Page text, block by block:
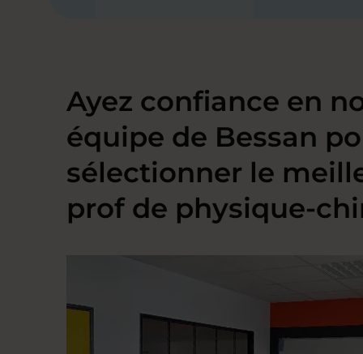
Ayez confiance en
équipe de Bessan
sélectionner le
prof de physique-